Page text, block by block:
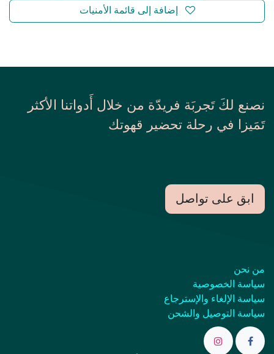
إضافة إلى قائمة الأمنيات
نصنع لكَ تَجربَة فريدّة من خلال أَدواتنا الأكثر
تَمَيزا في رحلة تحضير قهوتك
ابق على تواصل
من نحن
سياسة الخصوصية
سياسة الإلغاء والإسترجاع
سياسة التوصيل والشحن